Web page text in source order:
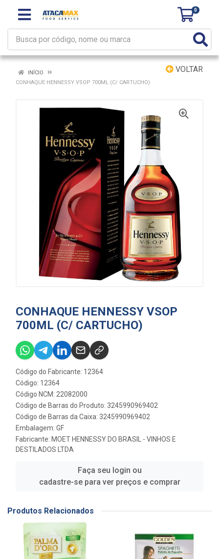
0
VOLTAR
INÍCIO
CONHAQUE HENNESSY VSOP 700ML (C/ CARTUCHO)
CONHAQUE HENNESSY VSOP
700ML (C/ CARTUCHO)
Código do Fabricante: 12364
Código: 12364
Código NCM: 22082000
Código de Barras do Produto: 3245990969402
Código de Barras da Caixa: 3245990969402
Embalagem: GF
Fabricante: MOET HENNESSY DO BRASIL - VINHOS E
DESTILADOS LTDA
Faça seu login ou
cadastre-se para ver preços e comprar
Produtos Relacionados